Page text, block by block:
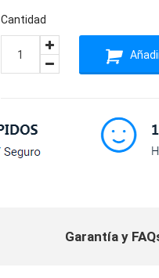
Cantidad
Garantía y